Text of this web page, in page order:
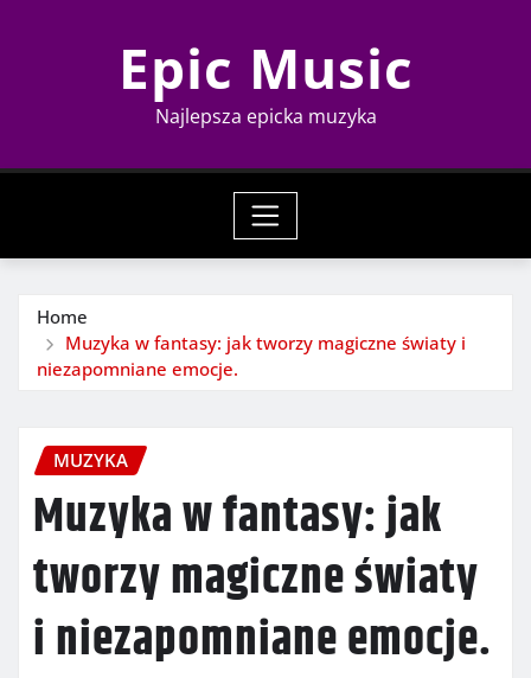
Epic Music
Najlepsza epicka muzyka
Home
Muzyka w fantasy: jak tworzy magiczne światy i
niezapomniane emocje.
MUZYKA
Muzyka w fantasy: jak
tworzy magiczne światy
i niezapomniane emocje.